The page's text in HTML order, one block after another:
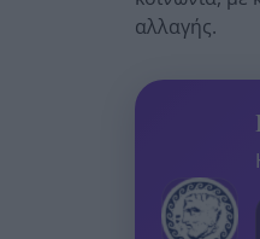
αλλαγής.